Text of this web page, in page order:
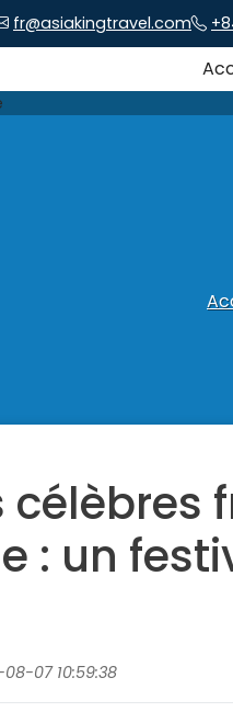
fr@asiakingtravel.com
célèbres
: un
07 10:59:38